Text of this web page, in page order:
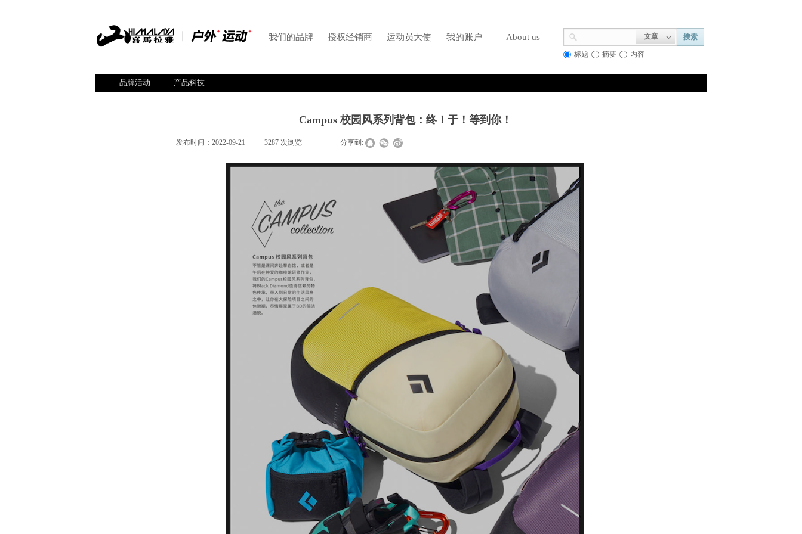
文章 搜索
标题 摘要 内容
我们的品牌 授权经销商 运动员大使 我的账户 About us
品牌活动 产品科技
Campus 校园风系列背包：终！于！等到你！
发布时间： 2022-09-21 3287 次浏览 分享到: